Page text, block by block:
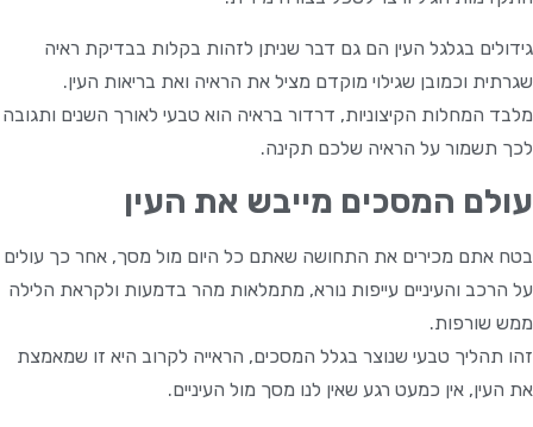
גידולים בגלגל העין הם גם דבר שניתן לזהות בקלות בבדיקת ראיה
שגרתית וכמובן שגילוי מוקדם מציל את הראיה ואת בריאות העין.
מלבד המחלות הקיצוניות, דרדור בראיה הוא טבעי לאורך השנים ותגובה
לכך תשמור על הראיה שלכם תקינה.
עולם המסכים מייבש את העין
בטח אתם מכירים את התחושה שאתם כל היום מול מסך, אחר כך עולים
על הרכב והעיניים עייפות נורא, מתמלאות מהר בדמעות ולקראת הלילה
ממש שורפות.
זהו תהליך טבעי שנוצר בגלל המסכים, הראייה לקרוב היא זו שמאמצת
את העין, אין כמעט רגע שאין לנו מסך מול העיניים.